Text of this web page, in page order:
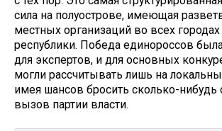
сила на полуострове, имеющая
местных организаций во всех
республики. Победа единороссов
для экспертов, и для основных
могли рассчитывать лишь на
имея шансов бросить сколько-нибудь
вызов партии власти.